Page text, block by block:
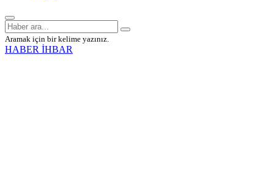
Aramak için bir kelime yazınız.
HABER İHBAR